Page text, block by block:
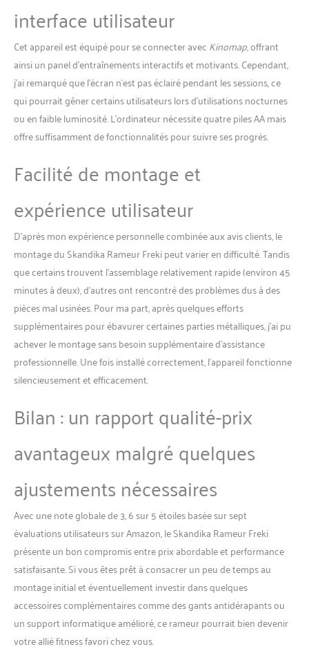
calories, compteur de coups
par minute. RAMEUR
PROFESSIONNEL: Le AIR
ROWER de Care Fitness a un
châssis en acier haute
résistance et une poutre
d'1m20 en aluminium. Il
possède une résistance à air
ordinateur 9 fonctions.
Grâce à ses stabilisateurs
d'inertie de 7 kg, entraînez
professionnel.
interface utilisateur
Cet appareil est équipé pour se connecter avec Kinomap, offrant
ainsi un panel d’entraînements interactifs et motivants. Cependant,
j’ai remarqué que l’écran n’est pas éclairé pendant les sessions, ce
qui pourrait gêner certains utilisateurs lors d’utilisations nocturnes
ou en faible luminosité. L’ordinateur nécessite quatre piles AA mais
offre suffisamment de fonctionnalités pour suivre ses progrès.
Facilité de montage et
expérience utilisateur
D’après mon expérience personnelle combinée aux avis clients, le
montage du Skandika Rameur Freki peut varier en difficulté. Tandis
que certains trouvent l’assemblage relativement rapide (environ 45
minutes à deux), d’autres ont rencontré des problèmes dus à des
pièces mal usinées. Pour ma part, après quelques efforts
supplémentaires pour ébavurer certaines parties métalliques, j’ai pu
achever le montage sans besoin supplémentaire d’assistance
professionnelle. Une fois installé correctement, l’appareil fonctionne
silencieusement et efficacement.
Bilan : un rapport qualité-prix
avantageux malgré quelques
ajustements nécessaires
Avec une note globale de 3, 6 sur 5 étoiles basée sur sept
évaluations utilisateurs sur Amazon, le Skandika Rameur Freki
présente un bon compromis entre prix abordable et performance
satisfaisante. Si vous êtes prêt à consacrer un peu de temps au
montage initial et éventuellement investir dans quelques
accessoires complémentaires comme des gants antidérapants ou
un support informatique amélioré, ce rameur pourrait bien devenir
votre allié fitness favori chez vous.